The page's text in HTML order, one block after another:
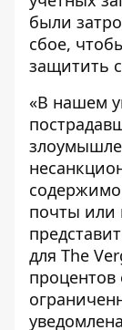
были
сбое,
защитить
«В нашем
почты или
для The
процентов